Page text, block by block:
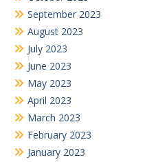
September 2023
August 2023
July 2023
June 2023
May 2023
April 2023
March 2023
February 2023
January 2023